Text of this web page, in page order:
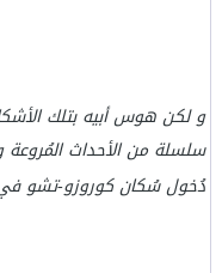
و لكن هوس أبيه بتلك
سلسلة من الأحداث
دُخول سُكان كوروزو-تشو